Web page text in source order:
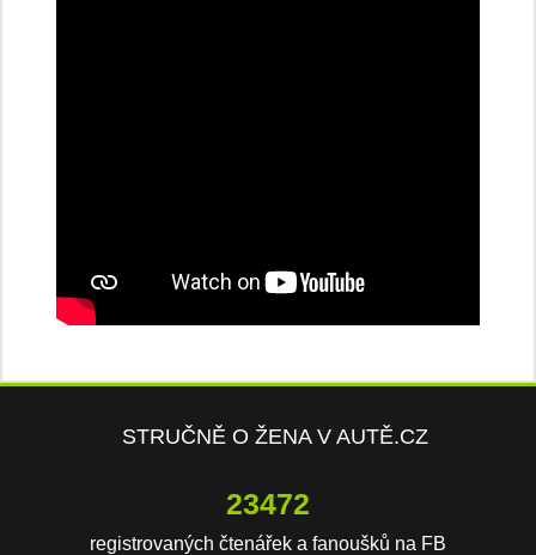
STRUČNĚ O ŽENA V AUTĚ.CZ
23472
registrovaných čtenářek a fanoušků na FB